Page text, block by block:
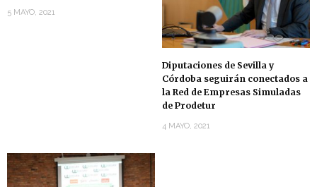
5 MAYO, 2021
Diputaciones de Sevilla y
Córdoba seguirán conectados a
la Red de Empresas Simuladas
de Prodetur
4 MAYO, 2021